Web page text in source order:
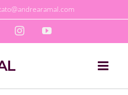
InstagramYouTube